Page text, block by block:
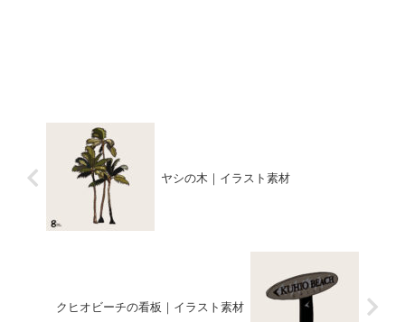
ヤシの木｜イラスト素材
クヒオビーチの看板｜イラスト素材